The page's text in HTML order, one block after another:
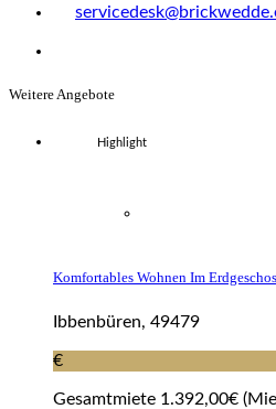
Weitere Angebote
Highlight
Komfortables Wohnen Im
Ibbenbüren, 49479
€
Gesamtmiete 1.392,00€